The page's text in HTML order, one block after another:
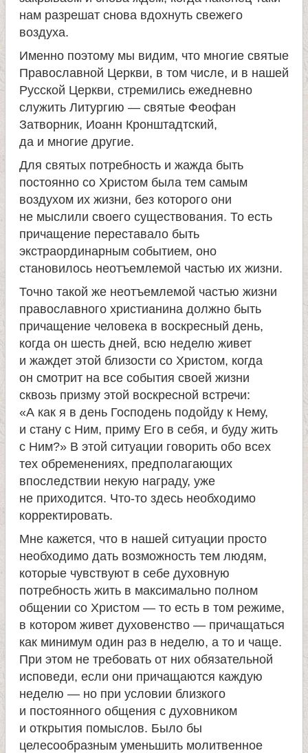
нам разрешат снова вдохнуть свежего
воздуха.
Именно поэтому мы видим, что многие святые
Православной Церкви, в том числе, и в нашей
Русской Церкви, стремились ежедневно
служить Литургию — святые Феофан
Затворник, Иоанн Кронштадтский,
да и многие другие.
Для святых потребность и жажда быть
постоянно со Христом была тем самым
воздухом их жизни, без которого они
не мыслили своего существования. То есть
причащение переставало быть
экстраординарным событием, оно
становилось неотъемлемой частью их жизни.
Точно такой же неотъемлемой частью жизни
православного христианина должно быть
причащение человека в воскресный день,
когда он шесть дней, всю неделю живет
и жаждет этой близости со Христом, когда
он смотрит на все события своей жизни
сквозь призму этой воскресной встречи:
«А как я в день Господень подойду к Нему,
и стану с Ним, приму Его в себя, и буду жить
с Ним?» В этой ситуации говорить обо всех
тех обременениях, предполагающих
впоследствии некую награду, уже
не приходится. Что-то здесь необходимо
корректировать.
Мне кажется, что в нашей ситуации просто
необходимо дать возможность тем людям,
которые чувствуют в себе духовную
потребность жить в максимально полном
общении со Христом — то есть в том режиме,
в котором живет духовенство — причащаться
как минимум один раз в неделю, а то и чаще.
При этом не требовать от них обязательной
исповеди, если они причащаются каждую
неделю — но при условии близкого
и постоянного общения с духовником
и открытия помыслов. Было бы
целесообразным уменьшить молитвенное